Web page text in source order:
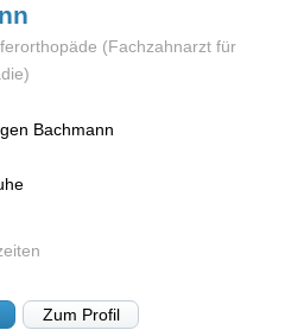
(Fachzahnarzt für
Bachmann
Zum Profil